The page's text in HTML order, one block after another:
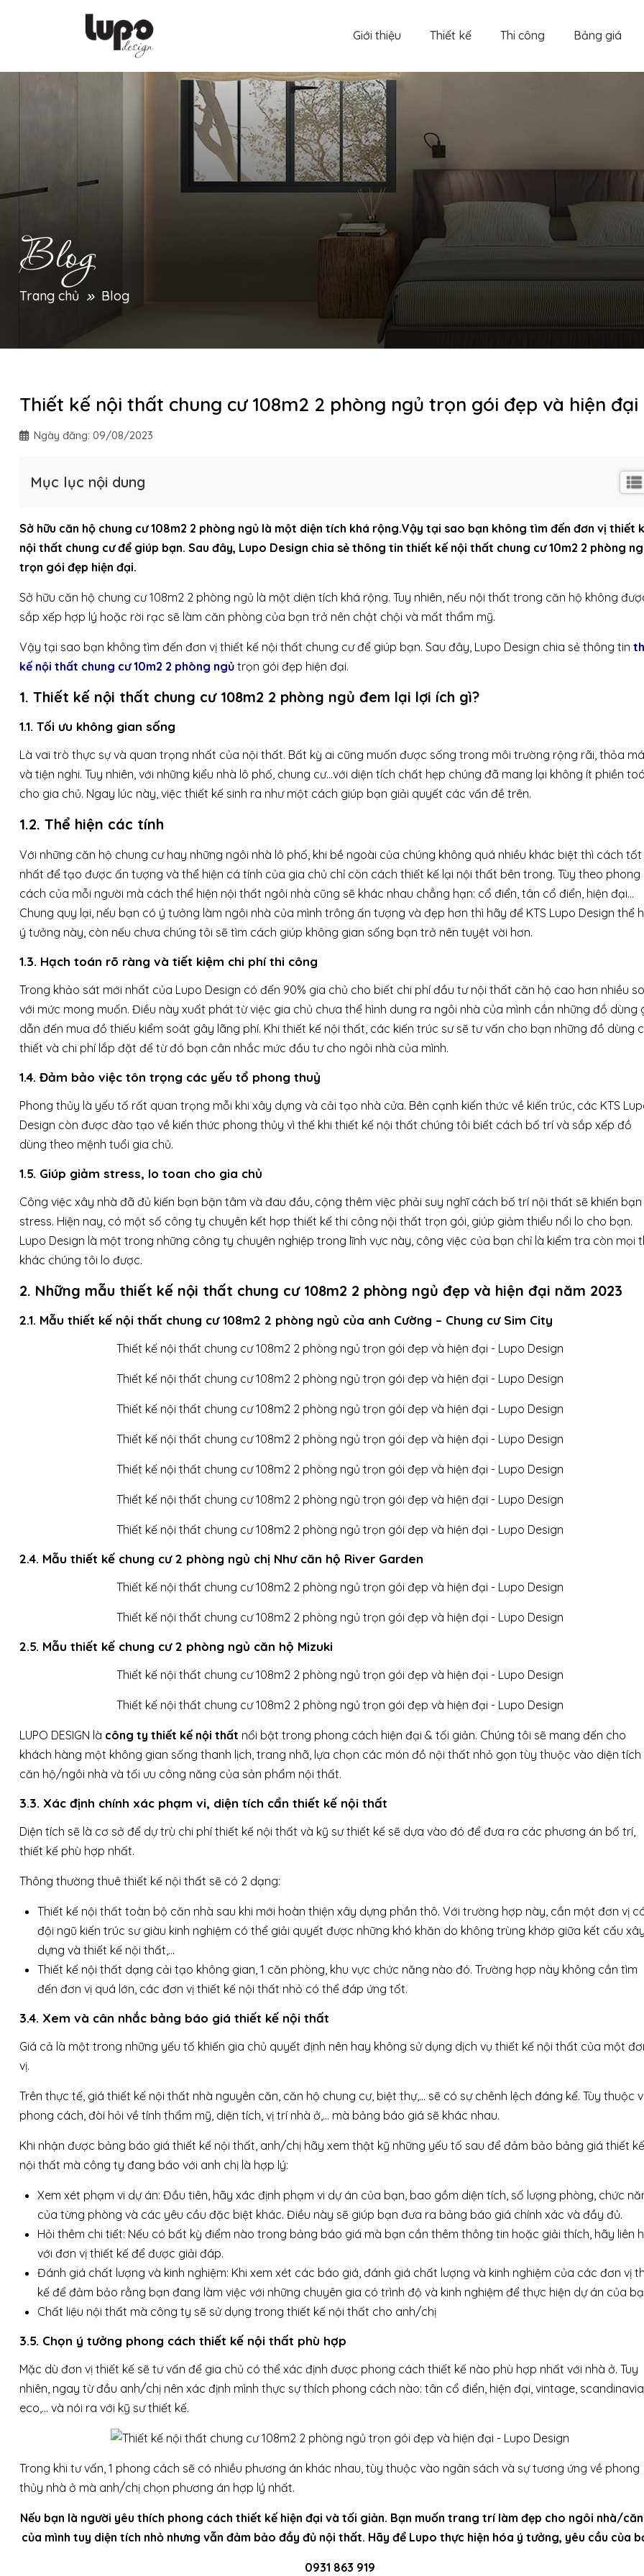
Giới thiệu Thiết kế Thi công Bảng giá
Blog
trang chủ blog
Thiết kế nội thất chung cư 108m2 2 phòng ngủ trọn gói đẹp và hiện đại
Ngày đăng: 09/08/2023
Mục lục nội dung
Sở hữu căn hộ chung cư 108m2 2 phòng ngủ là một diện tích khá rộng.Vậy tại sao bạn không tìm đến đơn vị thiết
nội thất chung cư để giúp bạn. Sau đây, Lupo Design chia sẻ thông tin thiết kế nội thất chung cư 10m2 2 phòng
trọn gói đẹp hiện đại.
Sở hữu căn hộ chung cư 108m2 2 phòng ngủ là một diện tích khá rộng. Tuy nhiên, nếu nội thất trong căn hộ không
sắp xếp hợp lý hoặc rời rạc sẽ làm căn phòng của bạn trở nên chật chội và mất thẩm mỹ.
Vậy tại sao bạn không tìm đến đơn vị thiết kế nội thất chung cư để giúp bạn. Sau đây, Lupo Design chia sẻ thông tin
kế nội thất chung cư 10m2 2 phòng ngủ trọn gói đẹp hiện đại.
1. Thiết kế nội thất chung cư 108m2 2 phòng ngủ đem lại lợi ích gì?
1.1. Tối ưu không gian sống
Là vai trò thực sự và quan trọng nhất của nội thất. Bất kỳ ai cũng muốn được sống trong môi trường rộng rãi, thỏa
và tiện nghi. Tuy nhiên, với những kiểu nhà lô phố, chung cư…với diện tích chất hẹp chúng đã mang lại không ít phiền
cho gia chủ. Ngay lúc này, việc thiết kế sinh ra như một cách giúp bạn giải quyết các vấn đề trên.
1.2. Thể hiện các tính
Với những căn hộ chung cư hay những ngôi nhà lô phố, khi bề ngoài của chúng không quá nhiều khác biệt thì cách tốt
nhất để tạo được ấn tượng và thể hiện cá tính của gia chủ chỉ còn cách thiết kế lại nội thất bên trong. Tùy theo phong
cách của mỗi người mà cách thể hiện nội thất ngôi nhà cũng sẽ khác nhau chẳng hạn: cổ điển, tân cổ điển, hiện đại…
Chung quy lại, nếu bạn có ý tưởng làm ngôi nhà của mình trông ấn tượng và đẹp hơn thì hãy để KTS Lupo Design thể
ý tưởng này, còn nếu chưa chúng tôi sẽ tìm cách giúp không gian sống bạn trở nên tuyệt vời hơn.
1.3. Hạch toán rõ ràng và tiết kiệm chi phí thi công
Trong khảo sát mới nhất của Lupo Design có đến 90% gia chủ cho biết chi phí đầu tư nội thất căn hộ cao hơn nhiều so
với mức mong muốn. Điều này xuất phát từ việc gia chủ chưa thể hình dung ra ngôi nhà của mình cần những đồ dùng
dẫn đến mua đồ thiếu kiểm soát gây lãng phí. Khi thiết kế nội thất, các kiến trúc sư sẽ tư vấn cho bạn những đồ dùng
thiết và chi phí lắp đặt để từ đó bạn cân nhắc mức đầu tư cho ngôi nhà của mình.
1.4. Đảm bảo việc tôn trọng các yếu tổ phong thuỷ
Phong thủy là yếu tố rất quan trọng mỗi khi xây dựng và cải tạo nhà cửa. Bên cạnh kiến thức về kiến trúc, các KTS
Design còn được đào tạo về kiến thức phong thủy vì thế khi thiết kế nội thất chúng tôi biết cách bố trí và sắp xếp đồ
dùng theo mệnh tuổi gia chủ.
1.5. Giúp giảm stress, lo toan cho gia chủ
Công việc xây nhà đã đủ kiến bạn bận tâm và đau đầu, cộng thêm việc phải suy nghĩ cách bố trí nội thất sẽ khiến bạn
stress. Hiện nay, có một số công ty chuyên kết hợp thiết kế thi công nội thất trọn gói, giúp giảm thiểu nổi lo cho bạn.
Lupo Design là một trong những công ty chuyên nghiệp trong lĩnh vực này, công việc của bạn chỉ là kiểm tra còn mọi
khác chúng tôi lo được.
2. Những mẫu thiết kế nội thất chung cư 108m2 2 phòng ngủ đẹp và hiện đại năm 2023
2.1. Mẫu thiết kế nội thất chung cư 108m2 2 phòng ngủ của anh Cường – Chung cư Sim City
2.4. Mẫu thiết kế chung cư 2 phòng ngủ chị Như căn hộ River Garden
2.5. Mẫu thiết kế chung cư 2 phòng ngủ căn hộ Mizuki
LUPO DESIGN là công ty thiết kế nội thất nổi bật trong phong cách hiện đại & tối giản. Chúng tôi sẽ mang đến cho
khách hàng một không gian sống thanh lịch, trang nhã, lựa chọn các món đồ nội thất nhỏ gọn tùy thuộc vào diện tích
căn hộ/ngôi nhà và tối ưu công năng của sản phẩm nội thất.
3.3. Xác định chính xác phạm vi, diện tích cẩn thiết kế nội thất
Diện tích sẽ là cơ sở để dự trù chi phí thiết kế nội thất và kỹ sư thiết kế sẽ dựa vào đó để đưa ra các phương án bố trí,
thiết kế phù hợp nhất.
Thông thường thuê thiết kế nội thất sẽ có 2 dạng:
Thiết kế nội thất toàn bộ căn nhà sau khi mới hoàn thiện xây dựng phần thô. Với trường hợp này, cần một đơn vị
đội ngũ kiến trúc sư giàu kinh nghiệm có thể giải quyết được những khó khăn do không trùng khớp giữa kết cấu xây
dựng và thiết kế nội thất,…
Thiết kế nội thất dạng cải tạo không gian, 1 căn phòng, khu vực chức năng nào đó. Trường hợp này không cần tìm
đến đơn vị quá lớn, các đơn vị thiết kế nội thất nhỏ có thể đáp ứng tốt.
3.4. Xem và cân nhắc bảng báo giá thiết kế nội thất
Giá cả là một trong những yếu tố khiến gia chủ quyết định nên hay không sử dụng dịch vụ thiết kế nội thất của một
vị.
Trên thực tế, giá thiết kế nội thất nhà nguyên căn, căn hộ chung cư, biệt thự,… sẽ có sự chênh lệch đáng kể. Tùy thuộc
phong cách, đòi hỏi về tính thẩm mỹ, diện tích, vị trí nhà ở,… mà bảng báo giá sẽ khác nhau.
Khi nhận được bảng báo giá thiết kế nội thất, anh/chị hãy xem thật kỹ những yếu tố sau để đảm bảo bảng giá thiết kế
nội thất mà công ty đang báo với anh chị là hợp lý:
Xem xét phạm vi dự án: Đầu tiên, hãy xác định phạm vi dự án của bạn, bao gồm diện tích, số lượng phòng, chức
của từng phòng và các yêu cầu đặc biệt khác. Điều này sẽ giúp bạn đưa ra bảng báo giá chính xác và đầy đủ.
Hỏi thêm chi tiết: Nếu có bất kỳ điểm nào trong bảng báo giá mà bạn cần thêm thông tin hoặc giải thích, hãy liên
với đơn vị thiết kế để được giải đáp.
Đánh giá chất lượng và kinh nghiệm: Khi xem xét các báo giá, đánh giá chất lượng và kinh nghiệm của các đơn vị
kế để đảm bảo rằng bạn đang làm việc với những chuyên gia có trình độ và kinh nghiệm để thực hiện dự án của
Chất liệu nội thất mà công ty sẽ sử dụng trong thiết kế nội thất cho anh/chị
3.5. Chọn ý tưởng phong cách thiết kế nội thất phù hợp
Mặc dù đơn vị thiết kế sẽ tư vấn để gia chủ có thể xác định được phong cách thiết kế nào phù hợp nhất với nhà ở. Tuy
nhiên, ngay từ đầu anh/chị nên xác định mình thực sự thích phong cách nào: tân cổ điển, hiện đại, vintage,
eco,… và nói ra với kỹ sư thiết kế.
Trong khi tư vấn, 1 phong cách sẽ có nhiều phương án khác nhau, tùy thuộc vào ngân sách và sự tương ứng về phong
thủy nhà ở mà anh/chị chọn phương án hợp lý nhất.
Nếu bạn là người yêu thích phong cách thiết kế hiện đại và tối giản. Bạn muốn trang trí làm đẹp cho ngôi nhà/
của mình tuy diện tích nhỏ nhưng vẫn đảm bảo đầy đủ nội thất. Hãy để Lupo thực hiện hóa ý tưởng, yêu cầu của
0931 863 919